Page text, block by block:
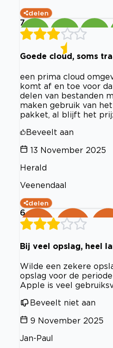
delen
7
Goede cloud, soms
een prima cloud
komt af en toe voor
delen van bestanden
maken gebruik van
pakket, al blijft het
Beveelt aan
13 November 2025
Herald
Veenendaal
delen
6
Bij veel opslag, heel
Wilde een zekere
opslag voor de
Apple is veel
Beveelt niet aan
9 November 2025
Jan-Paul